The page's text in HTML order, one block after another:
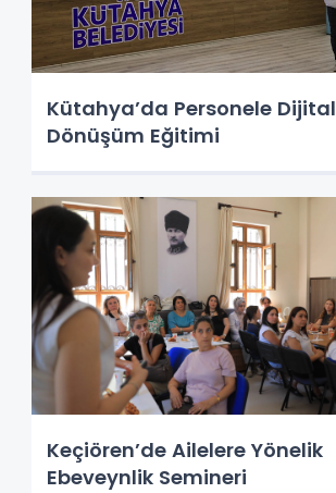
Kütahya’da Personele Dijital
Dönüşüm Eğitimi
Keçiören’de Ailelere Yönelik
Ebeveynlik Semineri